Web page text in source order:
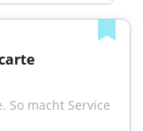
So macht Service